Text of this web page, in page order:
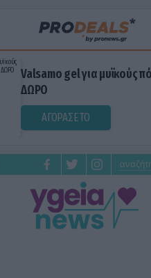
Valsamo gel για μυϊκούς
ΔΩΡΟ
ΑΓΟΡΑΣΕ ΤΟ